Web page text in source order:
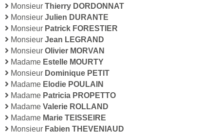
Monsieur Thierry DORDONNAT
Monsieur Julien DURANTE
Monsieur Patrick FORESTIER
Monsieur Jean LEGRAND
Monsieur Olivier MORVAN
Madame Estelle MOURTY
Monsieur Dominique PETIT
Madame Elodie POULAIN
Madame Patricia PROPETTO
Madame Valerie ROLLAND
Madame Marie TEISSEIRE
Monsieur Fabien THEVENIAUD